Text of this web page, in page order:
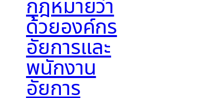
กฎหมายว่า
ด้วยองค์กร
อัยการและ
พนักงาน
อัยการ